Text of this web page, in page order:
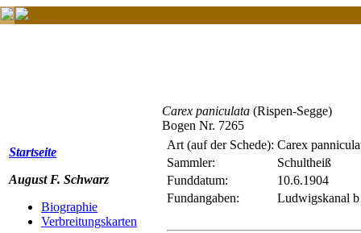
Startseite
August F. Schwarz
Biographie
Verbreitungskarten
Carex paniculata (Rispen-Segge)
Bogen Nr. 7265
Art (auf der Schede): Carex
Sammler:
Schultheiß
Funddatum:
10.6.1904
Fundangaben:
Ludwigskanal